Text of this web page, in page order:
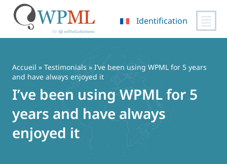
contenu
Identification
Accueil » Testimonials » I’ve been using WPML for 5 years
and have always enjoyed it
I’ve been using WPML for 5
years and have always
enjoyed it